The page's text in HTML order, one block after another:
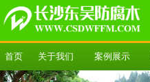
首页 关于我们 案例展示